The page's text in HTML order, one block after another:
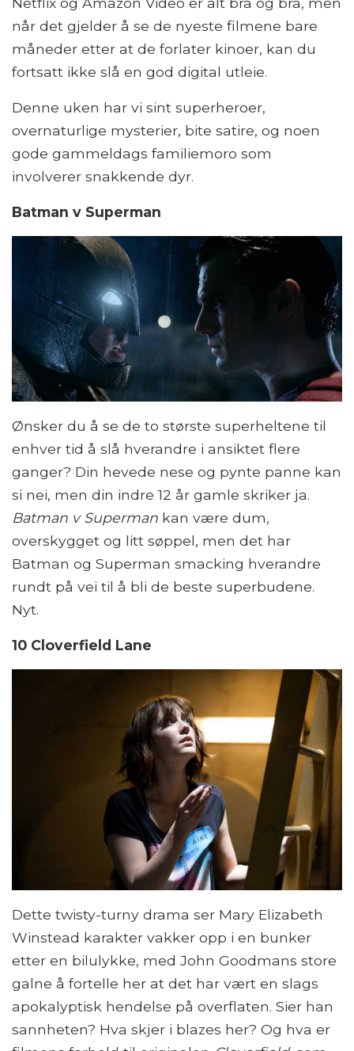
når det gjelder å se de nyeste filmene bare
måneder etter at de forlater kinoer, kan du
fortsatt ikke slå en god digital utleie.
Denne uken har vi sint superheroer,
overnaturlige mysterier, bite satire, og noen
gode gammeldags familiemoro som
involverer snakkende dyr.
Batman v Superman
Ønsker du å se de to største superheltene til
enhver tid å slå hverandre i ansiktet flere
ganger? Din hevede nese og pynte panne kan
si nei, men din indre 12 år gamle skriker ja.
Batman v Superman kan være dum,
overskygget og litt søppel, men det har
Batman og Superman smacking hverandre
rundt på vei til å bli de beste superbudene.
Nyt.
10 Cloverfield Lane
Dette twisty-turny drama ser Mary Elizabeth
Winstead karakter vakker opp i en bunker
etter en bilulykke, med John Goodmans store
galne å fortelle her at det har vært en slags
apokalyptisk hendelse på overflaten. Sier han
sannheten? Hva skjer i blazes her? Og hva er